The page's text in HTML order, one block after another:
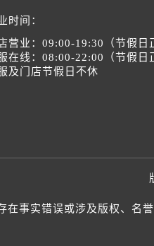
时间：
营业：09:00-19:30（节假日
在线：08:00-22:00（节假日
及门店节假日不休
在事实错误或涉及版权、名